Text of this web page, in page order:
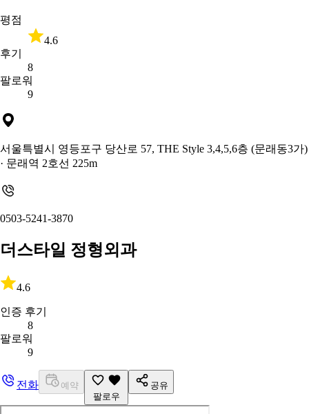
평점
4.6
후기
8
팔로워
9
서울특별시 영등포구 당산로 57, THE Style 3,4,5,6층 (문래동3가)
· 문래역 2호선 225m
0503-5241-3870
더스타일 정형외과
4.6
인증 후기
8
팔로워
9
전화
예약
팔로우
공유